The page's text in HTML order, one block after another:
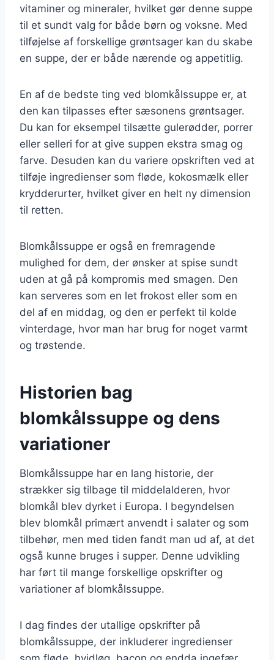
vitaminer og mineraler, hvilket gør denne suppe
til et sundt valg for både børn og voksne. Med
tilføjelse af forskellige grøntsager kan du skabe
en suppe, der er både nærende og appetitlig.
En af de bedste ting ved blomkålssuppe er, at
den kan tilpasses efter sæsonens grøntsager.
Du kan for eksempel tilsætte gulerødder, porrer
eller selleri for at give suppen ekstra smag og
farve. Desuden kan du variere opskriften ved at
tilføje ingredienser som fløde, kokosmælk eller
krydderurter, hvilket giver en helt ny dimension
til retten.
Blomkålssuppe er også en fremragende
mulighed for dem, der ønsker at spise sundt
uden at gå på kompromis med smagen. Den
kan serveres som en let frokost eller som en
del af en middag, og den er perfekt til kolde
vinterdage, hvor man har brug for noget varmt
og trøstende.
Historien bag
blomkålssuppe og dens
variationer
Blomkålssuppe har en lang historie, der
strækker sig tilbage til middelalderen, hvor
blomkål blev dyrket i Europa. I begyndelsen
blev blomkål primært anvendt i salater og som
tilbehør, men med tiden fandt man ud af, at det
også kunne bruges i supper. Denne udvikling
har ført til mange forskellige opskrifter og
variationer af blomkålssuppe.
I dag findes der utallige opskrifter på
blomkålssuppe, der inkluderer ingredienser